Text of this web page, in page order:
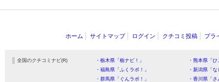
ホーム サイトマップ ログイン クチコミ投稿 プラ
全国のクチコミナビ(R) ・栃木県「栃ナビ！」
・熊本県「
・福島県「ふくラボ！」
・新潟県「
・群馬県「ぐんラボ！」
・香川県「